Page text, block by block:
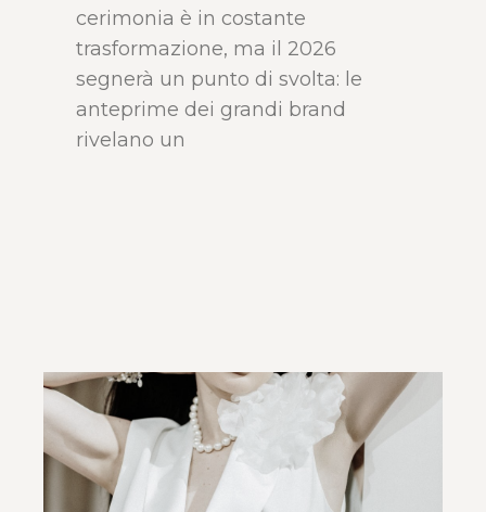
cerimonia è in costante
trasformazione, ma il 2026
segnerà un punto di svolta: le
anteprime dei grandi brand
rivelano un